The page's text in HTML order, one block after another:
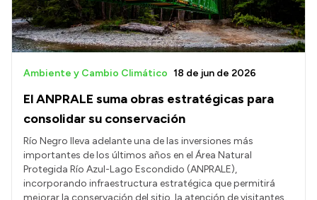
El ANPRALE suma obras estratégicas para
consolidar su conservación
Ambiente y Cambio Climático 18 de jun de 2026
Río Negro lleva adelante una de las inversiones más
importantes de los últimos años en el Área Natural
Protegida Río Azul-Lago Escondido (ANPRALE),
incorporando infraestructura estratégica que permitirá